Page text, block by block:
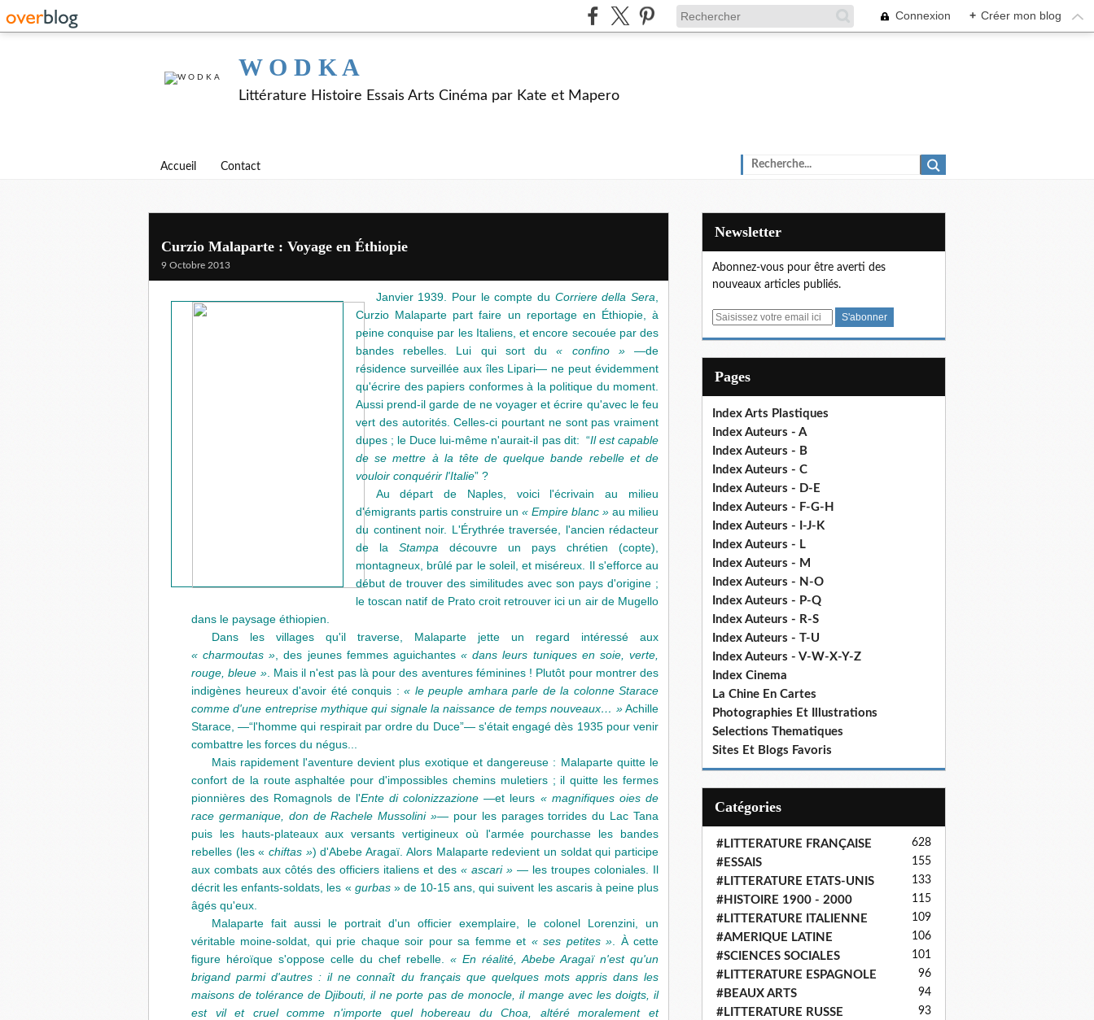
Connexion + Créer mon blog
W O D K A
Littérature Histoire Essais Arts Cinéma par Kate et Mapero
Accueil Contact
Curzio Malaparte : Voyage en Éthiopie
9 Octobre 2013
Janvier 1939. Pour le compte du Corriere della Sera
Curzio Malaparte part faire un reportage en Éthiopie, à
peine conquise par les Italiens, et encore secouée par des
bandes rebelles. Lui qui sort du« confino » —de
résidence surveillée aux îles Lipari— ne peut évidemment
qu'écrire des papiers conformes à la politique du moment.
Aussi prend-il garde de ne voyager et écrire qu'avec le feu
vert des autorités. Celles-ci pourtant ne sont pas vraiment
dupes ; le Duce lui-même n'aurait-il pas dit: “Il est capable
de se mettre à la tête de quelque bande rebelle et de
vouloir conquérir l'Italie” ?
Au départ de Naples, voici l'écrivain au milieu
d'émigrants partis construire un « Empire blanc » au milieu
du continent noir. L'Érythrée traversée, l'ancien rédacteur
de la Stampa découvre un pays chrétien (copte),
montagneux, brûlé par le soleil, et miséreux. Il s'efforce au
début de trouver des similitudes avec son pays d'origine ;
le toscan natif de Prato croit retrouver ici un air de Mugello
dans le paysage éthiopien.
Dans les villages qu'il traverse, Malaparte jette un regard intéressé aux
« charmoutas » , des jeunes femmes aguichantes« dans leurs tuniques en soie, verte,
rouge, bleue ». Mais il n'est pas là pour des aventures féminines ! Plutôt pour montrer des
indigènes heureux d'avoir été conquis : « le peuple amhara parle de la colonne Starace
comme d'une entreprise mythique qui signale la naissance de temps nouveaux… »Achille
Starace, —“l'homme qui respirait par ordre du Duce”— s'était engagé dès 1935 pour venir
combattre les forces du négus...
Mais rapidement l'aventure devient plus exotique et dangereuse : Malaparte quitte le
confort de la route asphaltée pour d'impossibles chemins muletiers ; il quitte les fermes
pionnières des Romagnols de l'Ente di colonizzazione —et leurs « magnifiques oies de
race germanique, don de Rachele Mussolini »— pour les parages torrides du Lac Tana
puis les hauts-plateaux aux versants vertigineux où l'armée pourchasse les bandes
rebelles (les «chiftas ») d'Abebe Aragaï. Alors Malaparte redevient un soldat qui participe
aux combats aux côtés des officiers italiens et des « ascari »— les troupes coloniales. Il
décrit les enfants-soldats, les « gurbas » de 10-15 ans, qui suivent les ascaris à peine plus
âgés qu'eux.
Malaparte fait aussi le portrait d'un officier exemplaire, le colonel Lorenzini, un
véritable moine-soldat, qui prie chaque soir pour sa femme et « ses petites » . À cette
figure héroïque s'oppose celle du chef rebelle. « En réalité, Abebe Aragaï n'est qu'un
brigand parmi d'autres : il ne connaît du français que quelques mots appris dans les
maisons de tolérance de Djibouti, il ne porte pas de monocle, il mange avec les doigts, il
est vil et cruel comme n'importe quel hobereau du Choa, altéré moralement et
Newsletter
Abonnez-vous pour être averti des
nouveaux articles publiés.
E
Pages
Index Arts Plastiques
Index Auteurs - A
Index Auteurs - B
Index Auteurs - C
Index Auteurs - D-E
Index Auteurs - F-G-H
Index Auteurs - I-J-K
Index Auteurs - L
Index Auteurs - M
Index Auteurs - N-O
Index Auteurs - P-Q
Index Auteurs - R-S
Index Auteurs - T-U
Index Auteurs - V-W-X-Y-Z
Index Cinema
La Chine En Cartes
Photographies Et Illustrations
Selections Thematiques
Sites Et Blogs Favoris
Catégories
#LITTERATURE FRANÇAISE 628
#ESSAIS 155
#LITTERATURE ETATS-UNIS 133
#HISTOIRE 1900 - 2000 115
#LITTERATURE ITALIENNE 109
#AMERIQUE LATINE 106
#SCIENCES SOCIALES 101
#LITTERATURE ESPAGNOLE 96
#BEAUX ARTS 94
#LITTERATURE RUSSE 93